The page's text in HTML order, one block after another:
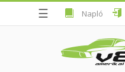
☰ Napló